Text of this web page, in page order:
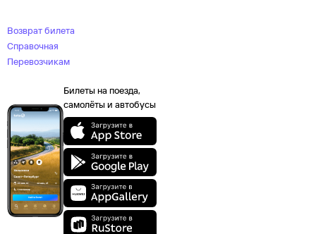
Возврат билета
Справочная
Перевозчикам
Билеты на поезда,
самолёты и автобусы